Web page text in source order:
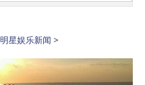
明星娱乐新闻 >